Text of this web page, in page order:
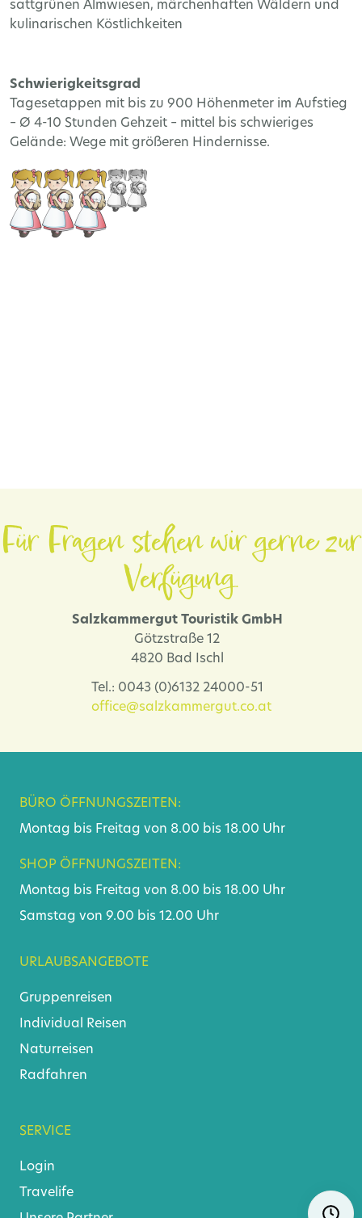
sattgrünen Almwiesen, märchenhaften Wäldern und
kulinarischen Köstlichkeiten
Schwierigkeitsgrad
Tagesetappen mit bis zu 900 Höhenmeter im Aufstieg
– Ø 4-10 Stunden Gehzeit – mittel bis schwieriges
Gelände: Wege mit größeren Hindernisse.
Für Fragen stehen wir gerne zur
Verfügung.
Salzkammergut Touristik GmbH
Götzstraße 12
4820 Bad Ischl
Tel.: 0043 (0)6132 24000-51
office@salzkammergut.co.at
BÜRO ÖFFNUNGSZEITEN:
Montag bis Freitag von 8.00 bis 18.00 Uhr
SHOP ÖFFNUNGSZEITEN:
Montag bis Freitag von 8.00 bis 18.00 Uhr
Samstag von 9.00 bis 12.00 Uhr
URLAUBSANGEBOTE
Gruppenreisen
Individual Reisen
Naturreisen
Radfahren
SERVICE
Login
Travelife